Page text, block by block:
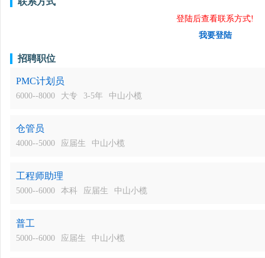
登陆后查看联系方式!
我要登陆
招聘职位
PMC计划员
6000--8000 大专 3-5年 中山小榄
仓管员
4000--5000 应届生 中山小榄
工程师助理
5000--6000 本科 应届生 中山小榄
普工
5000--6000 应届生 中山小榄